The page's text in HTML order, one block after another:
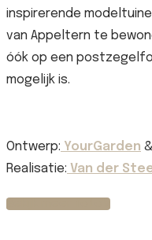
inspirerende
van Appeltern te
óók op een
mogelijk is.
Ontwerp: YourGarden &
Realisatie: Van der
Bekijk meer foto's